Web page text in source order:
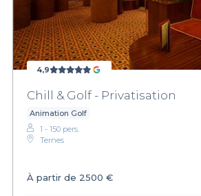
4,9
Chill & Golf - Privatisation
Animation Golf
1 - 150 pers.
Ternes
À partir de 2500 €